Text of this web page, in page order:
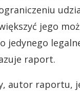
jego
jedynego
raport.
autor raportu,